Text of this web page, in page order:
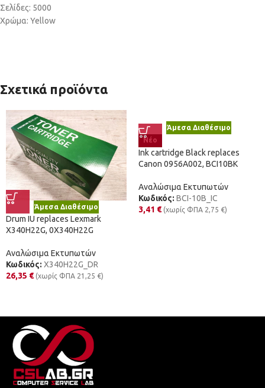
Σελίδες: 5000
Χρώμα: Yellow
Σχετικά προϊόντα
Άμεσα Διαθέσιμο
Drum IU replaces Lexmark
X340H22G, 0X340H22G
Αναλώσιμα Εκτυπωτών
Κωδικός: X340H22G_DR
26,35 € (χωρίς ΦΠΑ 21,25 €)
Άμεσα Διαθέσιμο
Νέο
Ink cartridge Black replaces
Canon 0956A002, BCI10BK
Αναλώσιμα Εκτυπωτών
Κωδικός: BCI-10B_IC
3,41 € (χωρίς ΦΠΑ 2,75 €)